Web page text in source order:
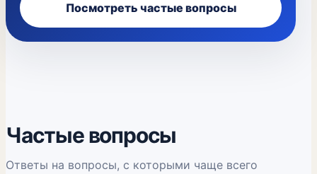
Посмотреть частые вопросы
Частые вопросы
Ответы на вопросы, с которыми чаще всего